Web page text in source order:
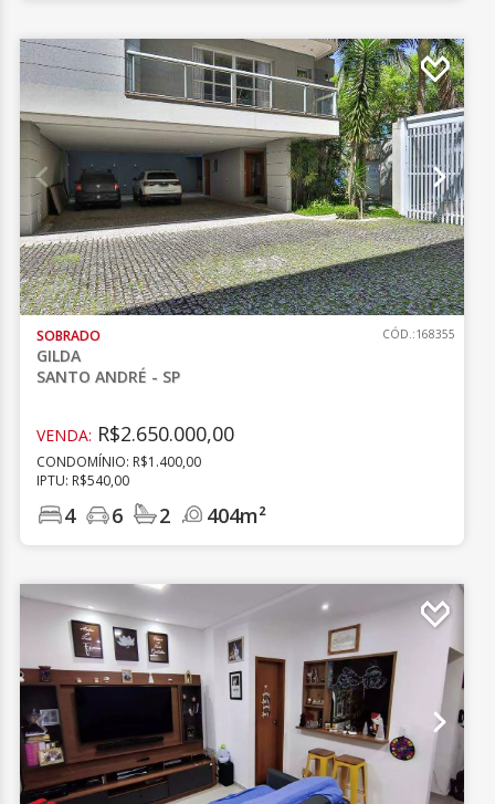
SOBRADO
GILDA
SANTO ANDRÉ - SP
CÓD.:168355
VENDA: R$2.650.000,00
CONDOMÍNIO: R$1.400,00
IPTU: R$540,00
4 6 2 404m²